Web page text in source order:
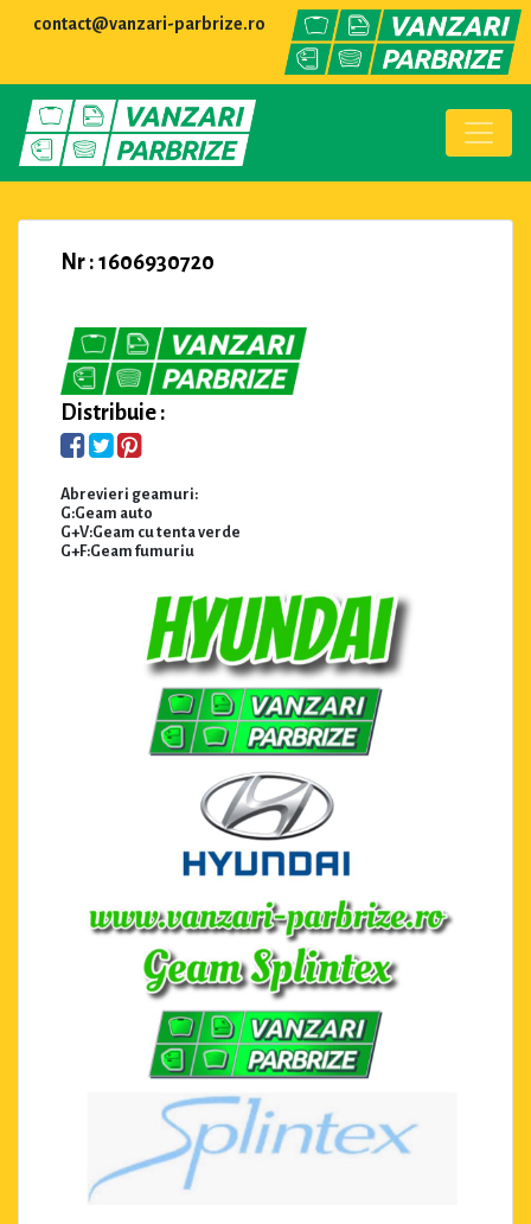
contact@vanzari-parbrize.ro
Nr : 1606930720
Distribuie :
Abrevieri geamuri:
G:Geam auto
G+V:Geam cu tenta verde
G+F:Geam fumuriu